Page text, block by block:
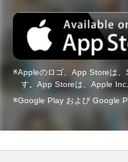
Appleのロゴ、App Storeは、
す。App Storeは、Apple Inc.
Google Play および Google